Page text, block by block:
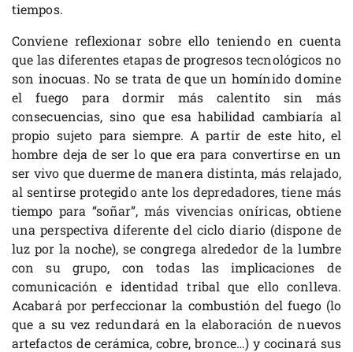
tiempos.
Conviene reflexionar sobre ello teniendo en cuenta
que las diferentes etapas de progresos tecnológicos no
son inocuas. No se trata de que un homínido domine
el fuego para dormir más calentito sin más
consecuencias, sino que esa habilidad cambiaría al
propio sujeto para siempre. A partir de este hito, el
hombre deja de ser lo que era para convertirse en un
ser vivo que duerme de manera distinta, más relajado,
al sentirse protegido ante los depredadores, tiene más
tiempo para “soñar”, más vivencias oníricas, obtiene
una perspectiva diferente del ciclo diario (dispone de
luz por la noche), se congrega alrededor de la lumbre
con su grupo, con todas las implicaciones de
comunicación e identidad tribal que ello conlleva.
Acabará por perfeccionar la combustión del fuego (lo
que a su vez redundará en la elaboración de nuevos
artefactos de cerámica, cobre, bronce…) y cocinará sus